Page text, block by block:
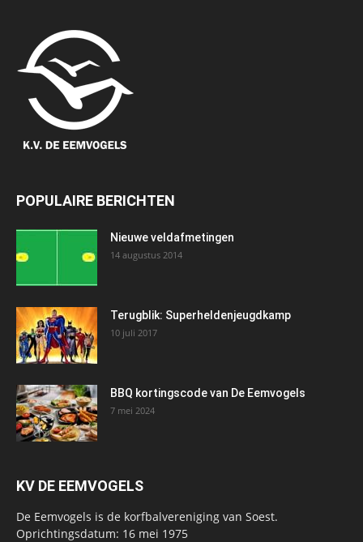
POPULAIRE BERICHTEN
Nieuwe veldafmetingen
14 augustus 2014
Terugblik: Superheldenjeugdkamp
10 juli 2017
BBQ kortingscode van De Eemvogels
7 mei 2024
KV DE EEMVOGELS
De Eemvogels is de korfbalvereniging van Soest.
Oprichtingsdatum: 16 mei 1975